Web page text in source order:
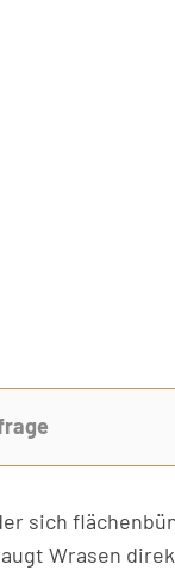
sich
Wrasen